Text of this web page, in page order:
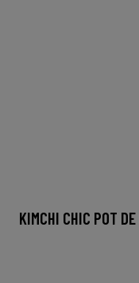
KIMCHI CHIC POT